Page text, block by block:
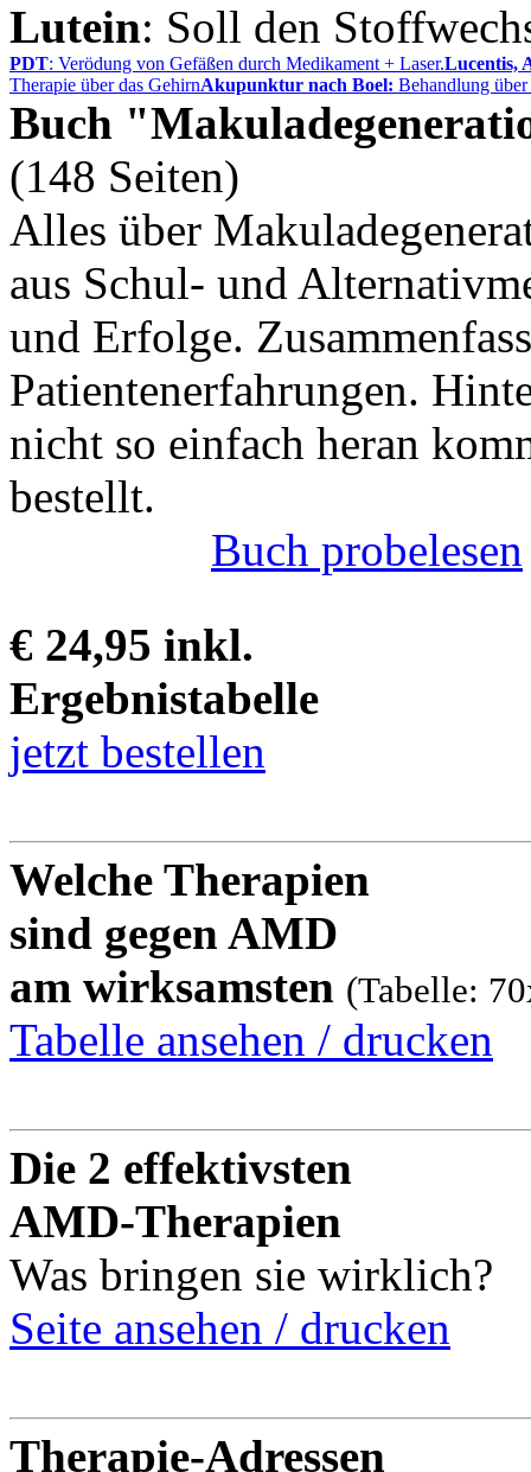
Lutein: Soll den
PDT: Verödung von Gefäßen durch Medikament + Laser.Lucentis,
Therapie über das GehirnAkupunktur nach Boel: Behandlung
Buch
(148 Seiten)
Alles über
aus Schul- und
und Erfolge.
Patientenerfahrungen.
nicht so einfach heran
bestellt.
Buch probelesen
€ 24,95 inkl.
Ergebnistabelle
jetzt bestellen
Welche Therapien
sind gegen AMD
am wirksamsten (Tabelle:
Tabelle ansehen / drucken
Die 2 effektivsten
AMD-Therapien
Was bringen sie wirklich?
Seite ansehen / drucken
Therapie-Adressen